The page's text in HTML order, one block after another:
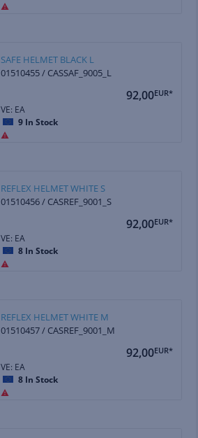
SAFE HELMET BLACK L
01510455 / CASSAF_9005_L
92,00EUR*
VE: EA
9 In Stock
REFLEX HELMET WHITE S
01510456 / CASREF_9001_S
92,00EUR*
VE: EA
8 In Stock
REFLEX HELMET WHITE M
01510457 / CASREF_9001_M
92,00EUR*
VE: EA
8 In Stock